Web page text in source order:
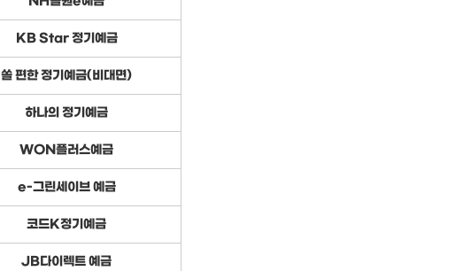
KB Star 정기예금
쏠 편한 정기예금(비대면)
하나의 정기예금
WON플러스예금
e-그린세이브 예금
코드K정기예금
JB다이렉트 예금